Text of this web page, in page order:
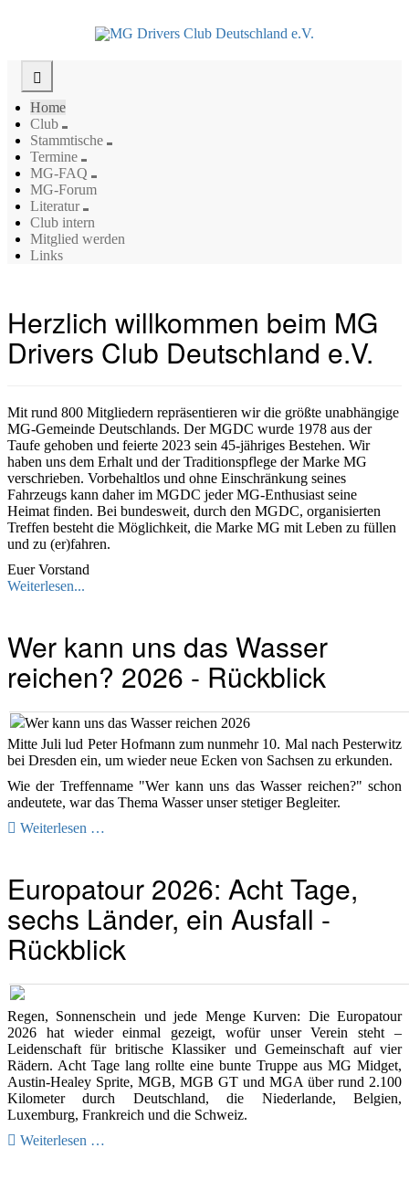
Home
Club
Stammtische
Termine
MG-FAQ
MG-Forum
Literatur
Club intern
Mitglied werden
Links
Herzlich willkommen beim MG
Drivers Club Deutschland e.V.
Mit rund 800 Mitgliedern repräsentieren wir die größte unabhängige
MG-Gemeinde Deutschlands. Der MGDC wurde 1978 aus der
Taufe gehoben und feierte 2023 sein 45-jähriges Bestehen. Wir
haben uns dem Erhalt und der Traditionspflege der Marke MG
verschrieben. Vorbehaltlos und ohne Einschränkung seines
Fahrzeugs kann daher im MGDC jeder MG-Enthusiast seine
Heimat finden. Bei bundesweit, durch den MGDC, organisierten
Treffen besteht die Möglichkeit, die Marke MG mit Leben zu füllen
und zu (er)fahren.
Euer Vorstand
Weiterlesen...
Wer kann uns das Wasser
reichen? 2026 - Rückblick
Mitte Juli lud Peter Hofmann zum nunmehr 10. Mal nach Pesterwitz
bei Dresden ein, um wieder neue Ecken von Sachsen zu erkunden.
Wie der Treffenname "Wer kann uns das Wasser reichen?" schon
andeutete, war das Thema Wasser unser stetiger Begleiter.
Weiterlesen …
Europatour 2026: Acht Tage,
sechs Länder, ein Ausfall -
Rückblick
Regen, Sonnenschein und jede Menge Kurven: Die Europatour
2026 hat wieder einmal gezeigt, wofür unser Verein steht –
Leidenschaft für britische Klassiker und Gemeinschaft auf vier
Rädern. Acht Tage lang rollte eine bunte Truppe aus MG Midget,
Austin-Healey Sprite, MGB, MGB GT und MGA über rund 2.100
Kilometer durch Deutschland, die Niederlande, Belgien,
Luxemburg, Frankreich und die Schweiz.
Weiterlesen …